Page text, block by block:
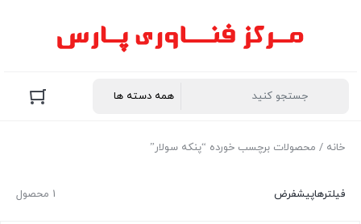
خانه / محصولات برچسب خورده “پنکه سولار”
1 محصول فیلترهاپیشفرض